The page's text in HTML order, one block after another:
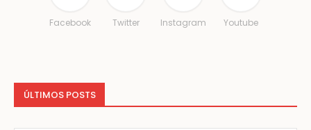
Facebook Twitter Instagram Youtube
ÚLTIMOS POSTS